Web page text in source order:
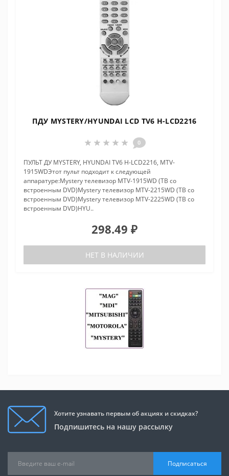
ПДУ MYSTERY/HYUNDAI LCD TV6 H-LCD2216
0
ПУЛЬТ ДУ MYSTERY, HYUNDAI TV6 H-LCD2216, MTV-
1915WDЭтот пульт подходит к следующей
аппаратуре:Mystery телевизор MTV-1915WD (ТВ со
встроенным DVD)Mystery телевизор MTV-2215WD (ТВ со
встроенным DVD)Mystery телевизор MTV-2225WD (ТВ со
встроенным DVD)HYU..
298.49 ₽
НЕТ В НАЛИЧИИ
Хотите узнавать первым об акциях и скидках?
Подпишитесь на нашу рассылку
Подписаться